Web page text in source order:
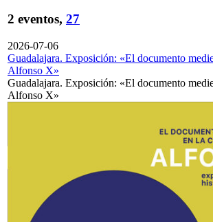
2 eventos, 27
2026-07-06
Guadalajara. Exposición: «El documento
Alfonso X»
Guadalajara. Exposición: «El documento
Alfonso X»